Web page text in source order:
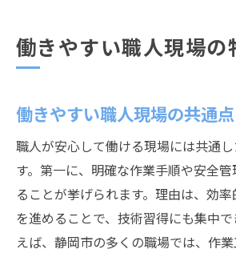
働きやすい職人現場の
働きやすい職人現場の共通
職人が安心して働ける現場には共通
す。第一に、明確な作業手順や安全
ることが挙げられます。理由は、効
を進めることで、技術習得にも集中
えば、静岡市の多くの職場では、作